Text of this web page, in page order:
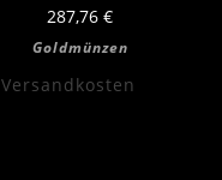
287,76 €
Goldmünzen
Versandkosten